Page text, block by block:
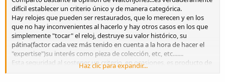
difícil establecer un criterio único y de manera categórica.
Hay relojes que pueden ser restaurados, que lo merecen y en los
que no hay inconvenientes al hacerlo y hay otros casos en los que
simplemente "tocar" el reloj, destruye su valor histórico, su
pátina(factor cada vez más tenido en cuenta a la hora de hacer el
"expertise")su interés como pieza de colección, etc, etc.......
Esta seguridad al sostener un criterio, en ocasiones, es producto de
la falta de experiencia real y fáctica en el asunto. Ante esta
Haz clic para expandir...